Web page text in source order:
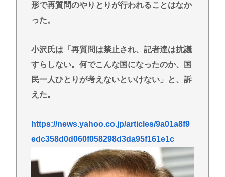
形で再質問のやりとりが行われることはなか
った。
小沢氏は「再質問は禁止され、記者達は抗議
すらしない。何でこんな国になったのか、国
民一人ひとりが考えないといけない」と、訴
えた。
https://news.yahoo.co.jp/articles/9a01a8f9
edc358d0d060f058298d3da95f161e1c